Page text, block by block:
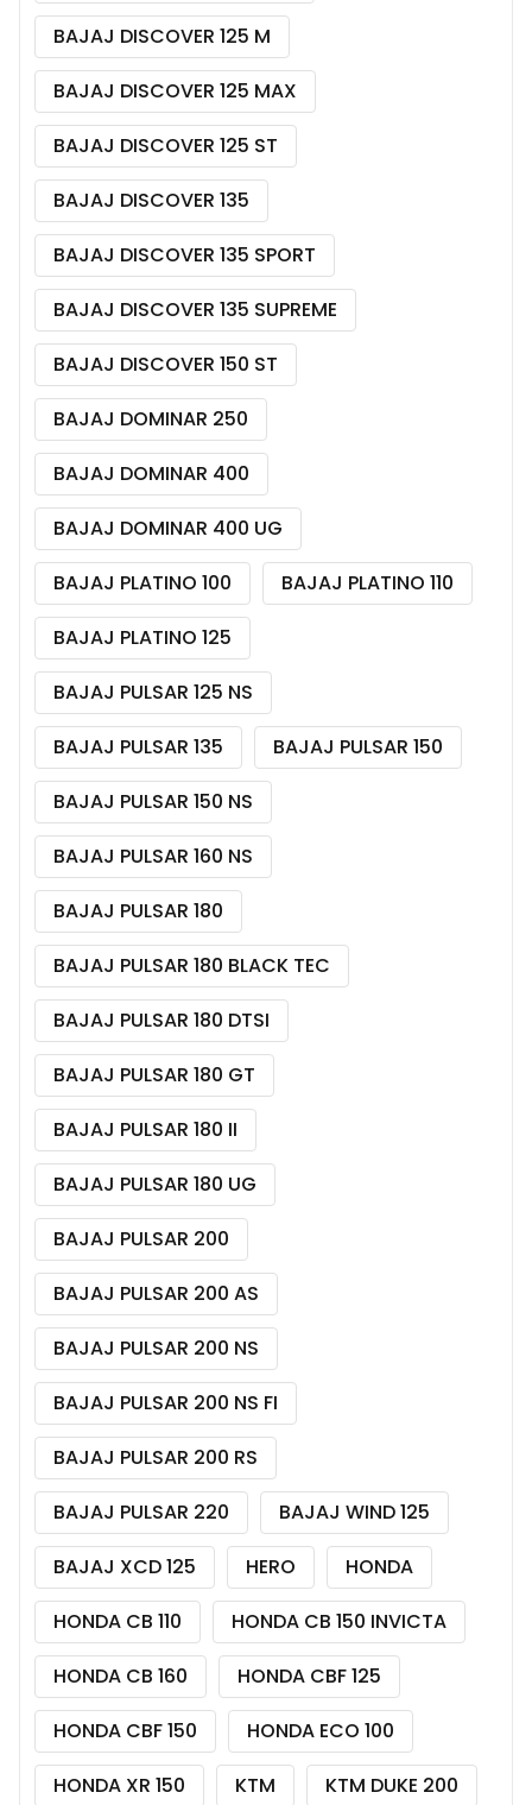
BAJAJ DISCOVER 125 M
BAJAJ DISCOVER 125 MAX
BAJAJ DISCOVER 125 ST
BAJAJ DISCOVER 135
BAJAJ DISCOVER 135 SPORT
BAJAJ DISCOVER 135 SUPREME
BAJAJ DISCOVER 150 ST
BAJAJ DOMINAR 250
BAJAJ DOMINAR 400
BAJAJ DOMINAR 400 UG
BAJAJ PLATINO 100
BAJAJ PLATINO 110
BAJAJ PLATINO 125
BAJAJ PULSAR 125 NS
BAJAJ PULSAR 135
BAJAJ PULSAR 150
BAJAJ PULSAR 150 NS
BAJAJ PULSAR 160 NS
BAJAJ PULSAR 180
BAJAJ PULSAR 180 BLACK TEC
BAJAJ PULSAR 180 DTSI
BAJAJ PULSAR 180 GT
BAJAJ PULSAR 180 II
BAJAJ PULSAR 180 UG
BAJAJ PULSAR 200
BAJAJ PULSAR 200 AS
BAJAJ PULSAR 200 NS
BAJAJ PULSAR 200 NS FI
BAJAJ PULSAR 200 RS
BAJAJ PULSAR 220
BAJAJ WIND 125
BAJAJ XCD 125
HERO
HONDA
HONDA CB 110
HONDA CB 150 INVICTA
HONDA CB 160
HONDA CBF 125
HONDA CBF 150
HONDA ECO 100
HONDA XR 150
KTM
KTM DUKE 200